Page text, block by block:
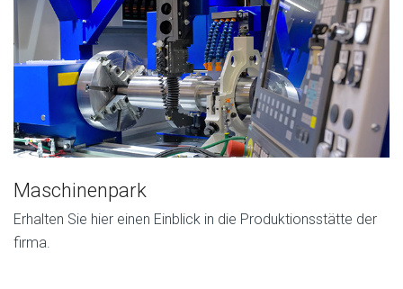
Maschinenpark
Erhalten Sie hier einen Einblick in die Produktionsstätte der
firma.